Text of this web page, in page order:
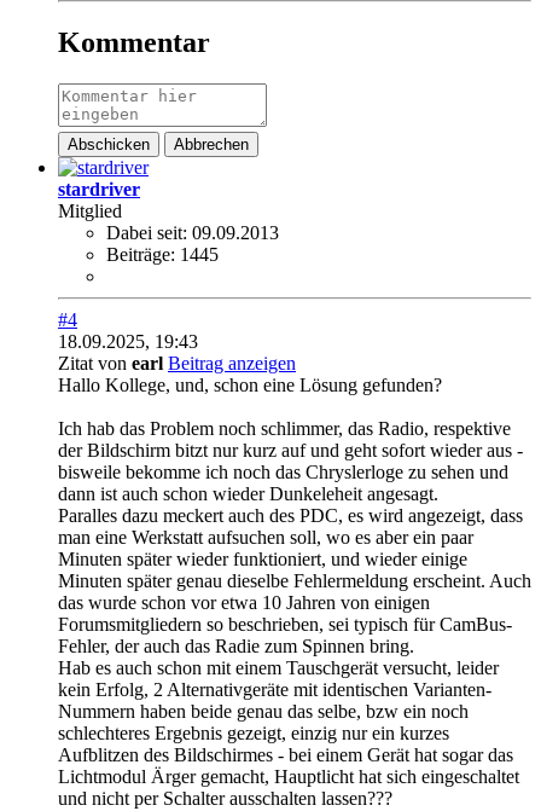
Kommentar
Abschicken Abbrechen
stardriver
Mitglied
Dabei seit: 09.09.2013
Beiträge: 1445
#4
18.09.2025, 19:43
Zitat von earl Beitrag anzeigen
Hallo Kollege, und, schon eine Lösung gefunden?
Ich hab das Problem noch schlimmer, das Radio, respektive
der Bildschirm bitzt nur kurz auf und geht sofort wieder aus -
bisweile bekomme ich noch das Chryslerloge zu sehen und
dann ist auch schon wieder Dunkeleheit angesagt.
Paralles dazu meckert auch des PDC, es wird angezeigt, dass
man eine Werkstatt aufsuchen soll, wo es aber ein paar
Minuten später wieder funktioniert, und wieder einige
Minuten später genau dieselbe Fehlermeldung erscheint. Auch
das wurde schon vor etwa 10 Jahren von einigen
Forumsmitgliedern so beschrieben, sei typisch für CamBus-
Fehler, der auch das Radie zum Spinnen bring.
Hab es auch schon mit einem Tauschgerät versucht, leider
kein Erfolg, 2 Alternativgeräte mit identischen Varianten-
Nummern haben beide genau das selbe, bzw ein noch
schlechteres Ergebnis gezeigt, einzig nur ein kurzes
Aufblitzen des Bildschirmes - bei einem Gerät hat sogar das
Lichtmodul Ärger gemacht, Hauptlicht hat sich eingeschaltet
und nicht per Schalter ausschalten lassen???